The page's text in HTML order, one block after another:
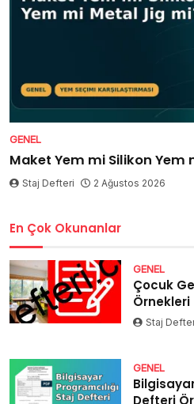
GENEL
Maket Yem mi Silikon Yem
Staj Defteri 2 Ağustos 2026
En Çok Okunanlar
GENEL
Çocuk
Örnekleri
Staj
GENEL